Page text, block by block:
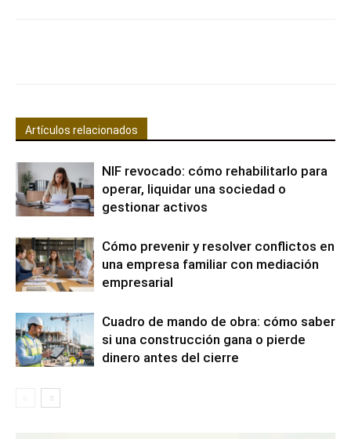
Artículos relacionados
NIF revocado: cómo rehabilitarlo para
operar, liquidar una sociedad o
gestionar activos
Cómo prevenir y resolver conflictos en
una empresa familiar con mediación
empresarial
Cuadro de mando de obra: cómo saber
si una construcción gana o pierde
dinero antes del cierre